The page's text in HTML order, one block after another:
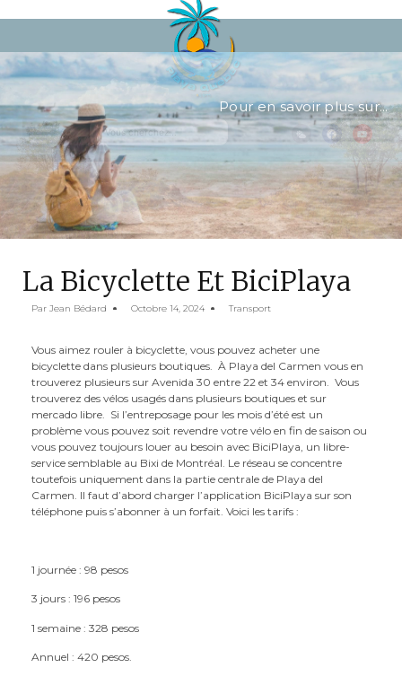
Pour en savoir plus sur...
La Bicyclette Et BiciPlaya
Par Jean Bédard Octobre 14, 2024 Transport
Vous aimez rouler à bicyclette, vous pouvez acheter une
bicyclette dans plusieurs boutiques. À Playa del Carmen vous en
trouverez plusieurs sur Avenida 30 entre 22 et 34 environ. Vous
trouverez des vélos usagés dans plusieurs boutiques et sur
mercado libre. Si l’entreposage pour les mois d’été est un
problème vous pouvez soit revendre votre vélo en fin de saison ou
vous pouvez toujours louer au besoin avec BiciPlaya, un libre-
service semblable au Bixi de Montréal. Le réseau se concentre
toutefois uniquement dans la partie centrale de Playa del
Carmen. Il faut d’abord charger l’application BiciPlaya sur son
téléphone puis s’abonner à un forfait. Voici les tarifs :
1 journée : 98 pesos
3 jours : 196 pesos
1 semaine : 328 pesos
Annuel : 420 pesos.